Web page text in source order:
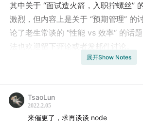
其中关于 “面试造火箭，入职拧螺丝”
激烈，但内容上是关于 “预期管理” 的
论了老生常谈的 “性能 vs 效率“ 的话
法也欢迎留下评论或者发邮件讨论。
新年快乐~
联系方式：async.talk@gmail.com
展开Show Notes
TsaoLun
2022.2.05
来催更了，求再谈谈 node